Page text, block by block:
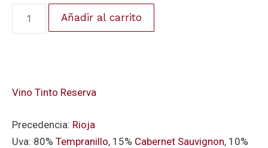
Añadir al carrito
Vino Tinto Reserva
Precedencia: Rioja
Uva: 80% Tempranillo, 15% Cabernet Sauvignon, 10%